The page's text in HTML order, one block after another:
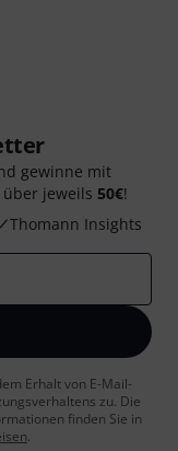
gewinne mit
über jeweils 50€!
Thomann Insights
Erhalt von E-Mail-
zu. Die
finden Sie in
.